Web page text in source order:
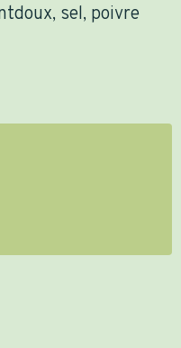
sel, poivre